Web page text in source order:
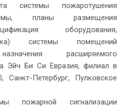
системы пожаротушения
планы размещения
оборудования,
системы помещений
расширяемого
Эйч Би Си Евразия, филиал в
Петербург, Пулковское
пожарной сигнализации